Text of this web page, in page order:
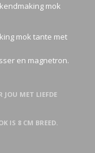
mok
mok tante met
en magnetron.
JOU MET LIEFDE
IS 8 CM BREED.